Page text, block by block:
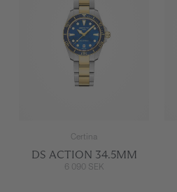
Certina
DS ACTION 34.5MM
6 090 SEK